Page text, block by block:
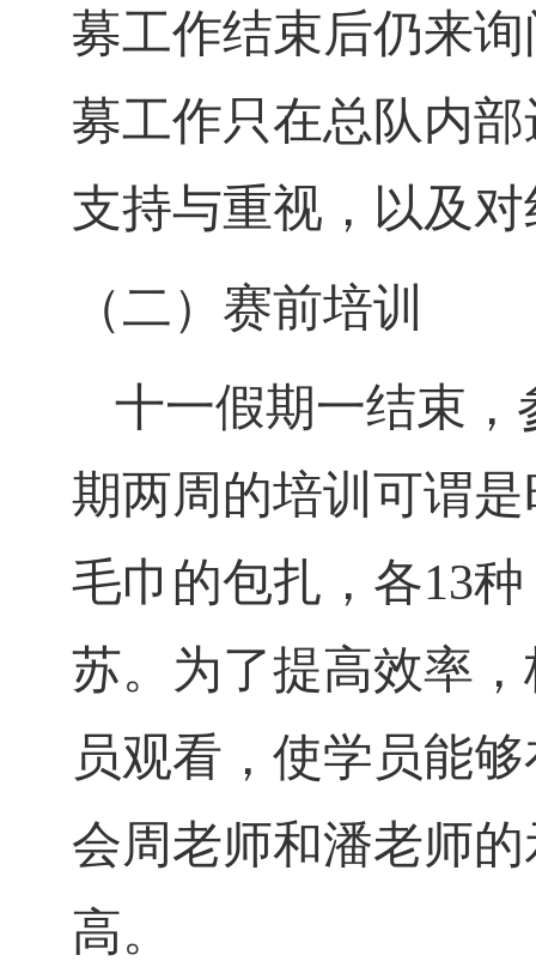
募工作结束后仍来
募工作只在总队内
支持与重视，以及
（二）赛前培训
十一假期一结束，
期两周的培训可谓
毛巾的包扎，各13种
苏。为了提高效率
员观看，使学员能
会周老师和潘老师
高。